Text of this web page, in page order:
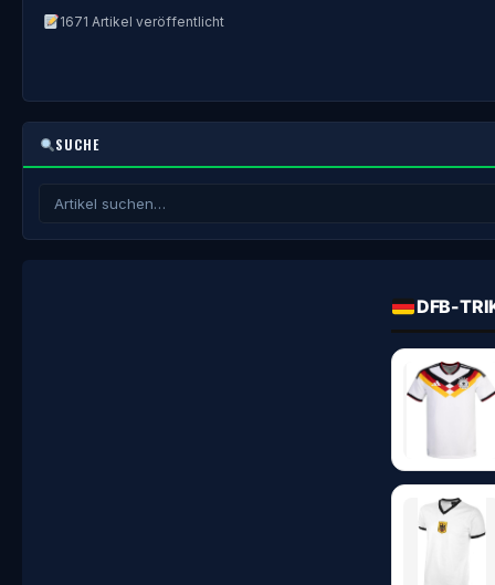
1671 Artikel veröffentlicht
SUCHE
DFB-